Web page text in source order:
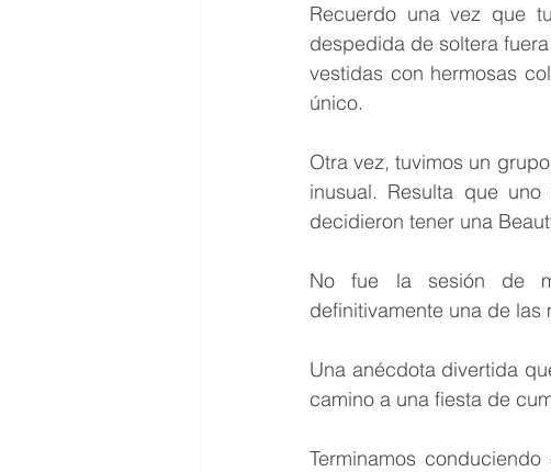
Recuerdo una vez que
despedida de soltera
vestidas con hermosas
único.
Otra vez, tuvimos un
inusual. Resulta que
decidieron tener una
No fue la sesión de
definitivamente una de las
Una anécdota divertida
camino a una fiesta de
Terminamos